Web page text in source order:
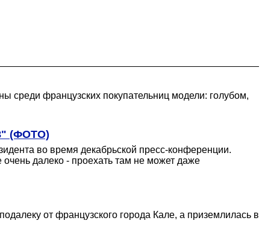
среди французских покупательниц модели: голубом,
(ФОТО)
во время декабрьской пресс-конференции.
далеко - проехать там не может даже
от французского города Кале, а приземлилась в